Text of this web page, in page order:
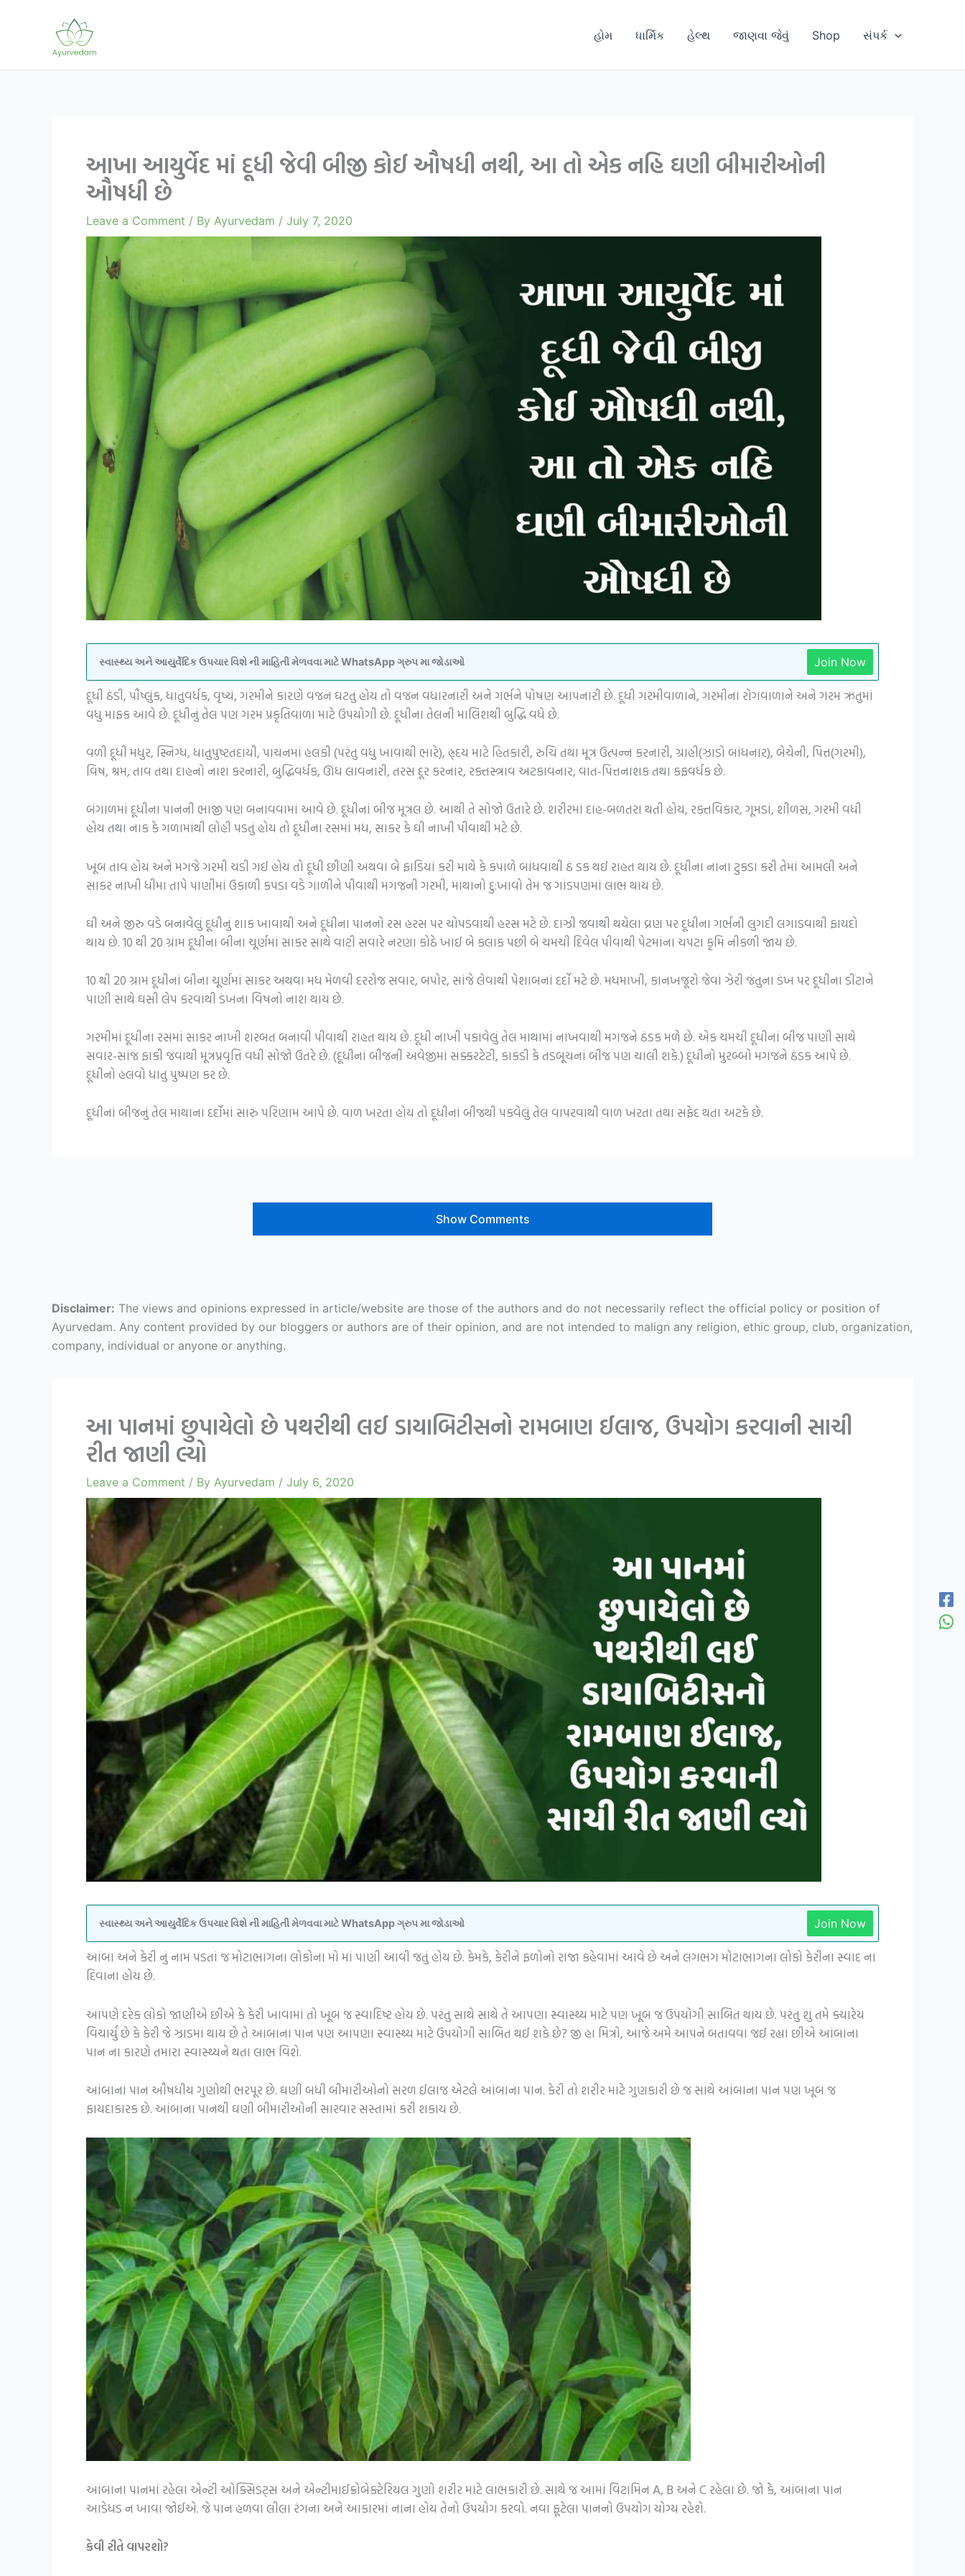
હોમ ધાર્મિક હેલ્થ જાણવા જેવું Shop સંપર્ક
આખા આયુર્વેદ માં દૂધી જેવી બીજી કોઈ ઔષધી નથી, આ તો એક નહિ ઘણી બીમારીઓની
ઔષધી છે
Leave a Comment / By Ayurvedam / July 7, 2020
સ્વાસ્થ્ય અને આયુર્વેદિક ઉપચાર વિશે ની માહિતી મેળવવા માટે WhatsApp ગ્રુપ મા જોડાઓ Join Now
દૂધી ઠંડી, પૌષ્લુંક, ધાતુવર્ધક, વૃષ્યં, ગરમીને કારણે વજન ઘટતું હોય તો વજન વધારનારી અને ગર્ભને પોષણ આપનારી છે. દૂધી ગરમીવાળાને, ગરમીના રોગવાળાને અને ગરમ ઋતુમાં
વધુ માફક આવે છે. દૂધીનું તેલ પણ ગરમ પ્રકૃતિવાળા માટે ઉપયોગી છે. દૂધીના તેલની માલિશથી બુદ્ધિ વધે છે.
વળી દૂધી મધુર, સ્નિગ્ધ, ધાતુપુષ્ટતદાયી, પાચનમાં હલકી (પરંતુ વધુ ખાવાથી ભારે), હ્ર્દય માટે હિતકારી, રુચિ તથા મૂત્ર ઉત્પન્ન કરનારી, ગ્રાહી(ઝાડો બાંધનાર), બેચેની, પિત્ત(ગરમી),
વિષ, શ્રમ, તાવ તથા દાહનો નાશ કરનારી, બુદ્ધિવર્ધક, ઊંધ લાવનારી, તરસ દૂર કરનાર, રક્તસ્ત્રાવ અટકાવનાર, વાત-પિત્તનાશક તથા કફવર્ધક છે.
બંગાળમાં દૂધીના પાનની ભાજી પણ બનાવવામાં આવે છે. દૂધીનાં બીજ મૂત્રલ છે. આથી તે સોજો ઉતારે છે. શરીરમાં દાહ-બળતરા થતી હોય, રક્તવિકાર, ગૂમડાં, શીળસ, ગરમી વધી
હોય તથા નાક કે ગળામાંથી લોહી પડતું હોય તો દૂધીના રસમાં મધ, સાકર કે ઘી નાખી પીવાથી મટે છે.
ખૂબ તાવ હોય અને મગજે ગરમી ચડી ગઈ હોય તો દૂધી છીણી અથવા બે ફાડિયાં કરી માથે કે કપાળે બાંધવાથી ઠં ડક થઈ રાહત થાય છે. દૂધીના નાના ટુકડા કરી તેમાં આમલી અને
સાકર નાખી ધીમા તાપે પાણીમાં ઉકાળી કપડા વડે ગાળીને પીવાથી મગજની ગરમી, માથાનો દુ:ખાવો તેમ જ ગાંડપણમાં લાભ થાય છે.
ઘી અને જીરુ વડે બનાવેલું દૂધીનું શાક ખાવાથી અને દૂધીના પાનનો રસ હરસ પર ચોપડવાથી હરસ મટે છે. દાઝી જવાથી થયેલા વ્રણ પર દૂધીના ગર્ભની લુગદી લગાડવાથી ફાયદો
થાય છે. 10 થી 20 ગ્રામ દૂધીના બીના ચૂર્ણમાં સાકર સાથે વાટી સવારે નરણા કોઠે ખાઈ બે કલાક પછી બે ચમચી દિવેલ પીવાથી પેટમાંના ચપટા કૃમિ નીકળી જાય છે.
10 થી 20 ગ્રામ દૂધીનાં બીના ચૂર્ણમાં સાકર અથવા મધ મેળવી દરરોજ સવાર, બપોર, સાંજે લેવાથી પેશાબનાં દર્દો મટે છે. મધમાખી, કાનખજૂરો જેવાં ઝેરી જંતુના ડંખ પર દૂધીના ડીંટાને
પાણી સાથે ઘસી લેપ કરવાથી ડંખના વિષનો નાશ થાય છે.
ગરમીમાં દૂધીના રસમાં સાકર નાખી શરબત બનાવી પીવાથી રાહત થાય છે. દૂધી નાખી પકાવેલું તેલ માથામાં નાખવાથી મગજને ઠંડક મળે છે. એક ચમચી દૂધીનાં બીજ પાણી સાથે
સવાર-સાંજ ફાકી જવાથી મૂત્રપ્રવૃત્તિ વધી સોજો ઉતરે છે. (દૂધીનાં બીજની અવેજીમાં સક્કરટેટી, કાકડી કે તડબૂચનાં બીજ પણ ચાલી શકે.) દૂધીનો મુરબ્બો મગજને ઠંડક આપે છે.
દૂધીનો હલવો ધાતુ પુષ્પણ કર છે.
દૂધીનાં બીજનું તેલ માથાના દર્દોમાં સારું પરિણામ આપે છે. વાળ ખરતા હોય તો દૂધીનાં બીજથી પકવેલું તેલ વાપરવાથી વાળ ખરતા તથા સફેદ થતા અટકે છે.
Show Comments
Disclaimer: The views and opinions expressed in article/website are those of the authors and do not necessarily reflect the official policy or position of
Ayurvedam. Any content provided by our bloggers or authors are of their opinion, and are not intended to malign any religion, ethic group, club, organization,
company, individual or anyone or anything.
આ પાનમાં છુપાયેલો છે પથરીથી લઈ ડાયાબિટીસનો રામબાણ ઈલાજ, ઉપયોગ કરવાની સાચી
રીત જાણી લ્યો
Leave a Comment / By Ayurvedam / July 6, 2020
સ્વાસ્થ્ય અને આયુર્વેદિક ઉપચાર વિશે ની માહિતી મેળવવા માટે WhatsApp ગ્રુપ મા જોડાઓ Join Now
આંબા અને કેરી નું નામ પડતાં જ મોટાભાગના લોકોના મો માં પાણી આવી જતું હોય છે. કેમકે, કેરીને ફળોનો રાજા કહેવામાં આવે છે અને લગભગ મોટાભાગના લોકો કેરીના સ્વાદ ના
દિવાના હોય છે.
આપણે દરેક લોકો જાણીએ છીએ કે કેરી ખાવામાં તો ખૂબ જ સ્વાદિષ્ટ હોય છે. પરંતુ સાથે સાથે તે આપણા સ્વાસ્થ્ય માટે પણ ખૂબ જ ઉપયોગી સાબિત થાય છે. પરંતુ શું તમે ક્યારેય
વિચાર્યું છે કે કેરી જે ઝાડમાં થાય છે તે આંબાના પાન પણ આપણા સ્વાસ્થ્ય માટે ઉપયોગી સાબિત થઈ શકે છે? જી હા મિત્રો, આજે અમે આપને બતાવવા જઈ રહ્યા છીએ આંબાના
પાન ના કારણે તમારા સ્વાસ્થ્યને થતા લાભ વિશે.
આંબાના પાન ઔષધીય ગુણોથી ભરપૂર છે. ઘણી બધી બીમારીઓનો સરળ ઈલાજ એટલે આંબાના પાન. કેરી તો શરીર માટે ગુણકારી છે જ સાથે આંબાના પાન પણ ખૂબ જ
ફાયદાકારક છે. આંબાના પાનથી ઘણી બીમારીઓની સારવાર સસ્તામાં કરી શકાય છે.
આંબાના પાનમાં રહેલા એન્ટી ઓક્સિડંટ્સ અને એન્ટીમાઈક્રોબેક્ટેરિયલ ગુણો શરીર માટે લાભકારી છે. સાથે જ આમાં વિટામિન A, B અને C રહેલા છે. જો કે, આંબાના પાન
આડેધડ ન ખાવા જોઈએ. જે પાન હળવા લીલા રંગના અને આકારમાં નાના હોય તેનો ઉપયોગ કરવો. નવા ફૂટેલા પાનનો ઉપયોગ યોગ્ય રહેશે.
કેવી રીતે વાપરશો?